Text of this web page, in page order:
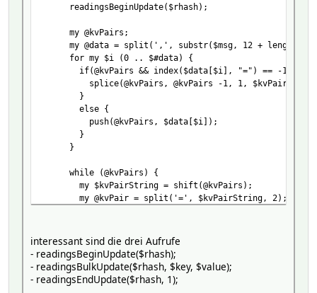
readingsBeginUpdate($rhash);
my @kvPairs;
my @data = split(',', substr($msg, 12 +
for my $i (0 .. $#data) {
if(@kvPairs && index($data[$i], "=") == -1) {
splice(@kvPairs, @kvPairs -1, 1,
}
else {
push(@kvPairs, $data[$i]);
}
}
while (@kvPairs) {
my $kvPairString = shift(@kvPairs);
my @kvPair = split('=', $kvPairString, 2);
my $key = $kvPair[0];
$key =~ s/^\s+|\s+$//g;
if (%mappings) {
my $newKey = $mappings{$key};
interessant sind die drei Aufrufe
- readingsBeginUpdate($rhash);
- readingsBulkUpdate($rhash, $key, $value);
- readingsEndUpdate($rhash, 1);